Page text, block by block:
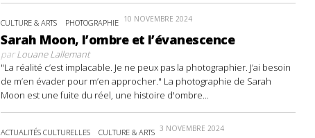
CULTURE & ARTS PHOTOGRAPHIE 10 NOVEMBRE 2024
Sarah Moon, l’ombre et l’évanescence
parLouane Lallemant
"La réalité c’est implacable. Je ne peux pas la photographier. J’ai besoin
de m’en évader pour m’en approcher." La photographie de Sarah
Moon est une fuite du réel, une histoire d'ombre...
ACTUALITÉS CULTURELLES CULTURE & ARTS 3 NOVEMBRE 2024